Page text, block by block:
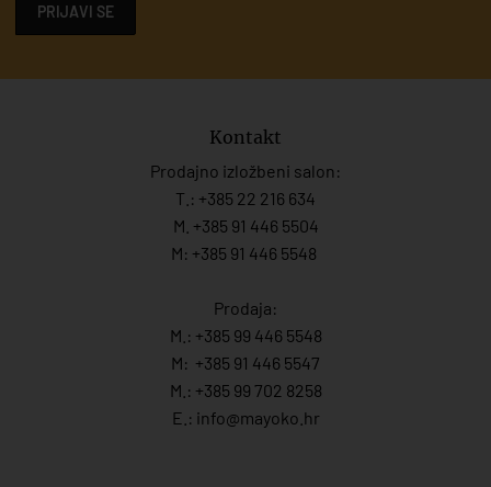
PRIJAVI SE
Kontakt
Prodajno izložbeni salon:
T.: +385 22 216 634
M. +385 91 446 5504
M: +385 91 446 5548
Prodaja:
M.: +385 99 446 5548
M: +385 91 446 5547
M.: +385 99 702 8258
E.: info@mayoko. hr